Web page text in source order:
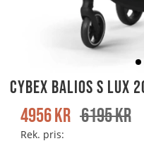
Cybex Balios S Lux
6195kr
4956kr
Rek. pris: